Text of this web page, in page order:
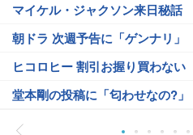
マイケル・ジャクソン来日秘話
朝ドラ 次週予告に「ゲンナリ」
ヒコロヒー 割引お握り買わない
堂本剛の投稿に「匂わせなの?」